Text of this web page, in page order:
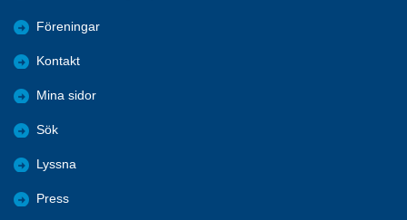
Föreningar
Kontakt
Mina sidor
Sök
Lyssna
Press